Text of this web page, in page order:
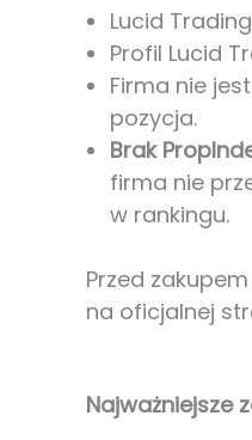
Lucid Trading
Profil Lucid
Firma nie
pozycja.
Brak
firma nie
w rankingu.
Przed
na oficjalnej
Najważniejsze